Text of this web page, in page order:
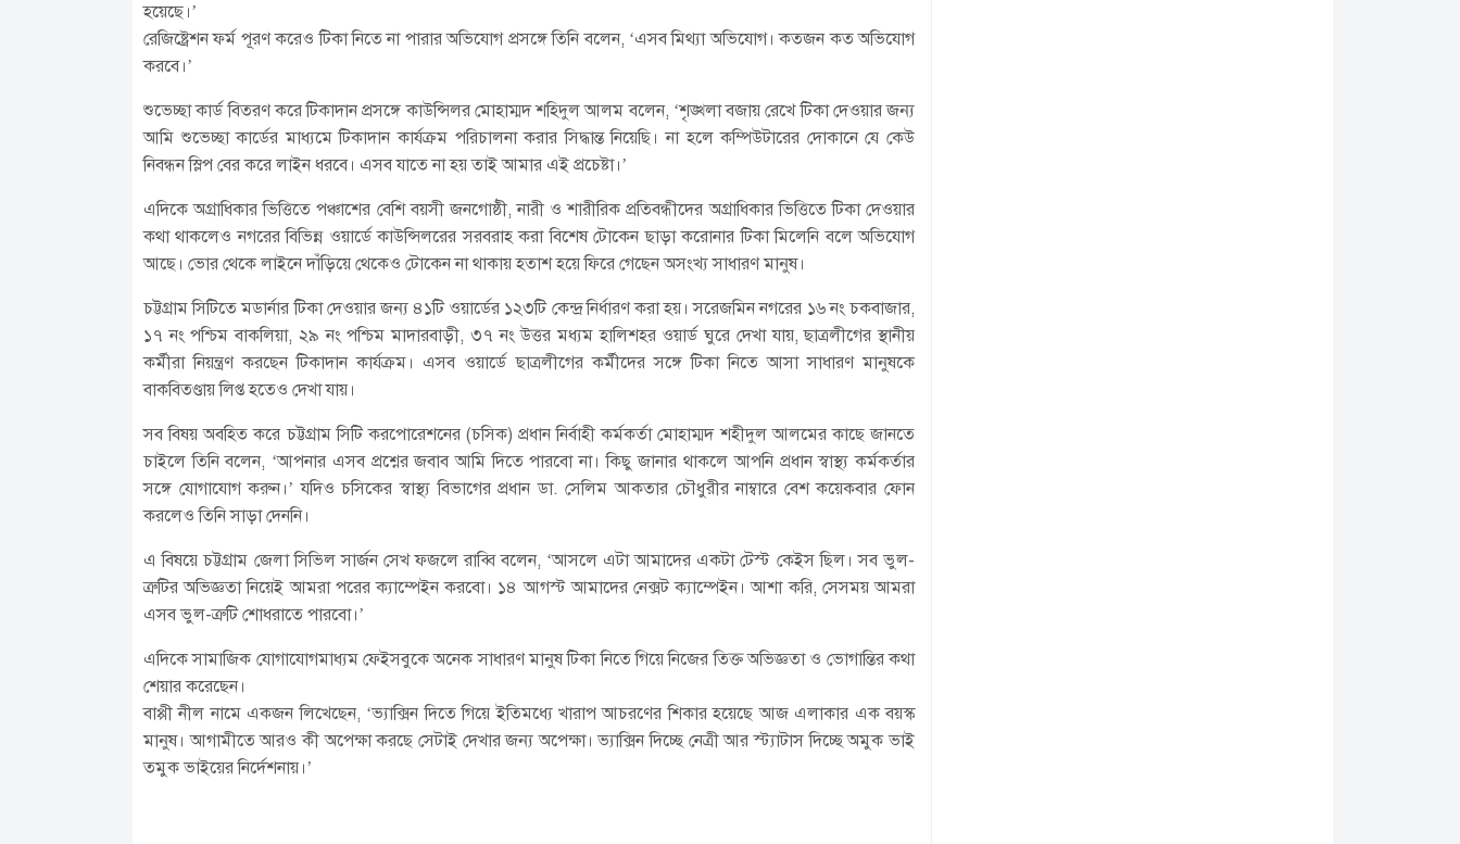
হয়েছে।’
রেজিষ্ট্রেশন ফর্ম পূরণ করেও টিকা নিতে না পারার অভিযোগ প্রসঙ্গে তিনি বলেন, ‘এসব মিথ্যা অভিযোগ। কতজন কত অভিযোগ
করবে।’
শুভেচ্ছা কার্ড বিতরণ করে টিকাদান প্রসঙ্গে কাউন্সিলর মোহাম্মদ শহিদুল আলম বলেন, ‘শৃঙ্খলা বজায় রেখে টিকা দেওয়ার জন্য
আমি শুভেচ্ছা কার্ডের মাধ্যমে টিকাদান কার্যক্রম পরিচালনা করার সিদ্ধান্ত নিয়েছি। না হলে কম্পিউটারের দোকানে যে কেউ
নিবন্ধন স্লিপ বের করে লাইন ধরবে। এসব যাতে না হয় তাই আমার এই প্রচেষ্টা।’
এদিকে অগ্রাধিকার ভিত্তিতে পঞ্চাশের বেশি বয়সী জনগোষ্ঠী, নারী ও শারীরিক প্রতিবন্ধীদের অগ্রাধিকার ভিত্তিতে টিকা দেওয়ার
কথা থাকলেও নগরের বিভিন্ন ওয়ার্ডে কাউন্সিলরের সরবরাহ করা বিশেষ টোকেন ছাড়া করোনার টিকা মিলেনি বলে অভিযোগ
আছে। ভোর থেকে লাইনে দাঁড়িয়ে থেকেও টোকেন না থাকায় হতাশ হয়ে ফিরে গেছেন অসংখ্য সাধারণ মানুষ।
চট্টগ্রাম সিটিতে মডার্নার টিকা দেওয়ার জন্য ৪১টি ওয়ার্ডের ১২৩টি কেন্দ্র নির্ধারণ করা হয়। সরেজমিন নগরের ১৬ নং চকবাজার,
১৭ নং পশ্চিম বাকলিয়া, ২৯ নং পশ্চিম মাদারবাড়ী, ৩৭ নং উত্তর মধ্যম হালিশহর ওয়ার্ড ঘুরে দেখা যায়, ছাত্রলীগের স্থানীয়
কর্মীরা নিয়ন্ত্রণ করছেন টিকাদান কার্যক্রম। এসব ওয়ার্ডে ছাত্রলীগের কর্মীদের সঙ্গে টিকা নিতে আসা সাধারণ মানুষকে
বাকবিতণ্ডায় লিপ্ত হতেও দেখা যায়।
সব বিষয় অবহিত করে চট্টগ্রাম সিটি করপোরেশনের (চসিক) প্রধান নির্বাহী কর্মকর্তা মোহাম্মদ শহীদুল আলমের কাছে জানতে
চাইলে তিনি বলেন, ‘আপনার এসব প্রশ্নের জবাব আমি দিতে পারবো না। কিছু জানার থাকলে আপনি প্রধান স্বাস্থ্য কর্মকর্তার
সঙ্গে যোগাযোগ করুন।’ যদিও চসিকের স্বাস্থ্য বিভাগের প্রধান ডা. সেলিম আকতার চৌধুরীর নাম্বারে বেশ কয়েকবার ফোন
করলেও তিনি সাড়া দেননি।
এ বিষয়ে চট্টগ্রাম জেলা সিভিল সার্জন সেখ ফজলে রাব্বি বলেন, ‘আসলে এটা আমাদের একটা টেস্ট কেইস ছিল। সব ভুল-
ত্রুটির অভিজ্ঞতা নিয়েই আমরা পরের ক্যাম্পেইন করবো। ১৪ আগস্ট আমাদের নেক্সট ক্যাম্পেইন। আশা করি, সেসময় আমরা
এসব ভুল-ত্রুটি শোধরাতে পারবো।’
এদিকে সামাজিক যোগাযোগমাধ্যম ফেইসবুকে অনেক সাধারণ মানুষ টিকা নিতে গিয়ে নিজের তিক্ত অভিজ্ঞতা ও ভোগান্তির কথা
শেয়ার করেছেন।
বাপ্পী নীল নামে একজন লিখেছেন, ‘ভ্যাক্সিন দিতে গিয়ে ইতিমধ্যে খারাপ আচরণের শিকার হয়েছে আজ এলাকার এক বয়স্ক
মানুষ। আগামীতে আরও কী অপেক্ষা করছে সেটাই দেখার জন্য অপেক্ষা। ভ্যাক্সিন দিচ্ছে নেত্রী আর স্ট্যাটাস দিচ্ছে অমুক ভাই
তমুক ভাইয়ের নির্দেশনায়।’